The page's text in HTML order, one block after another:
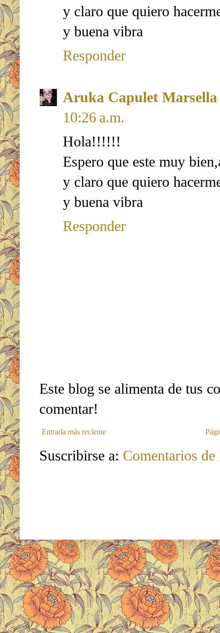
y claro que quiero
y buena vibra
Responder
Aruka Capulet Marsella
10:26 a.m.
Hola!!!!!!
Espero que este muy
y claro que quiero
y buena vibra
Responder
Este blog se alimenta de tus
comentar!
Entrada más reciente
Suscribirse a: Comentarios